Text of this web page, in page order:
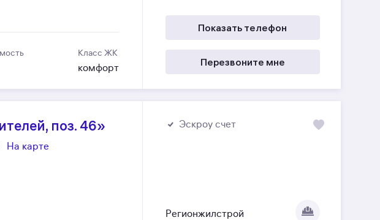
Класс ЖК
комфорт
Показать телефон
Перезвоните мне
поз. 46»
На карте
Эскроу счет
Регионжилстрой